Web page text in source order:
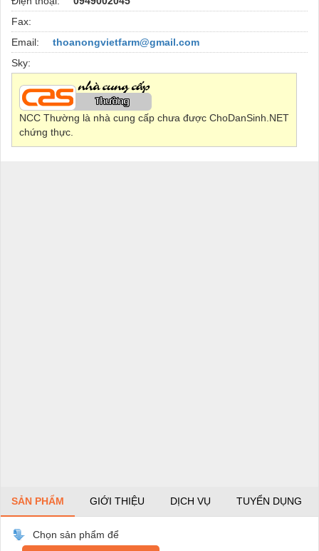
Fax:
Email:
thoanongvietfarm@gmail.com
Sky:
NCC Thường là nhà cung cấp chưa được ChoDanSinh.NET
chứng thực.
SẢN PHẨM GIỚI THIỆU DỊCH VỤ TUYỂN DỤNG
Chọn sản phẩm để